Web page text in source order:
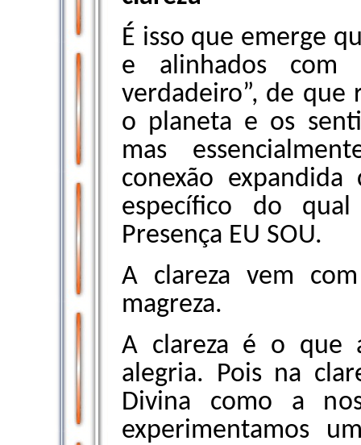
É isso que emerge
e alinhados com
verdadeiro”, de que
o planeta e os
mas
conexão
específico do
Presença EU SOU.
A clareza vem
magreza.
A clareza é o que
alegria. Pois na
Divina como a
experimentamos